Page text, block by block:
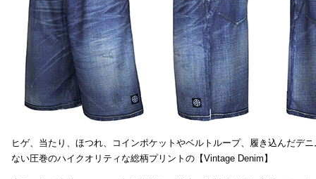
ヒゲ、当たり、ほつれ、コインポケットやベルトループ、履き込んだデ
ない圧巻のハイクオリティな総柄プリントの【Vintage Denim】